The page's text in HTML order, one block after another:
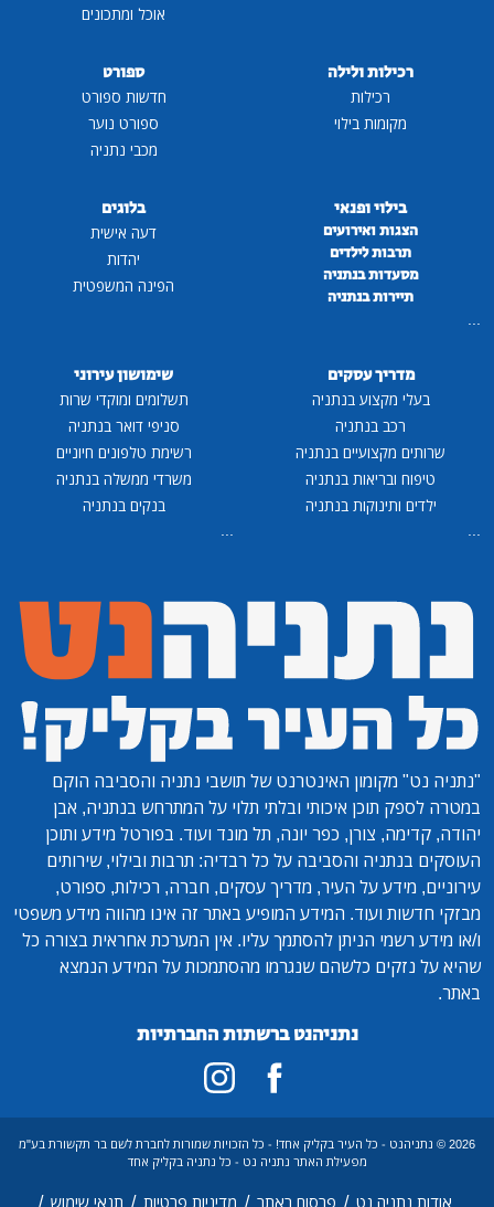
אוכל ומתכונים
רכילות ולילה
רכילות
מקומות בילוי
ספורט
חדשות ספורט
ספורט נוער
מכבי נתניה
בילוי ופנאי
הצגות ואירועים
תרבות לילדים
מסעדות בנתניה
תיירות בנתניה
...
בלוגים
דעה אישית
יהדות
הפינה המשפטית
מדריך עסקים
בעלי מקצוע בנתניה
רכב בנתניה
שרותים מקצועיים בנתניה
טיפוח ובריאות בנתניה
ילדים ותינוקות בנתניה
...
שימושון עירוני
תשלומים ומוקדי שרות
סניפי דואר בנתניה
רשימת טלפונים חיוניים
משרדי ממשלה בנתניה
בנקים בנתניה
...
"נתניה נט" מקומון האינטרנט של תושבי נתניה והסביבה הוקם
במטרה לספק תוכן איכותי ובלתי תלוי על המתרחש בנתניה, אבן
יהודה, קדימה, צורן, כפר יונה, תל מונד ועוד. בפורטל מידע ותוכן
העוסקים בנתניה והסביבה על כל רבדיה: תרבות ובילוי, שירותים
עירוניים, מידע על העיר, מדריך עסקים, חברה, רכילות, ספורט,
מבזקי חדשות ועוד. המידע המופיע באתר זה אינו מהווה מידע משפטי
ו/או מידע רשמי הניתן להסתמך עליו. אין המערכת אחראית בצורה כל
שהיא על נזקים כלשהם שנגרמו מהסתמכות על המידע הנמצא
באתר.
נתניהנט ברשתות החברתיות
2026 © נתניהנט - כל העיר בקליק אחד! - כל הזכויות שמורות לחברת לשם בר תקשורת בע"מ
מפעילת האתר נתניה נט - כל נתניה בקליק אחד
אודות נתניה נט / פרסום באתר / מדיניות פרטיות / תנאי שימוש /